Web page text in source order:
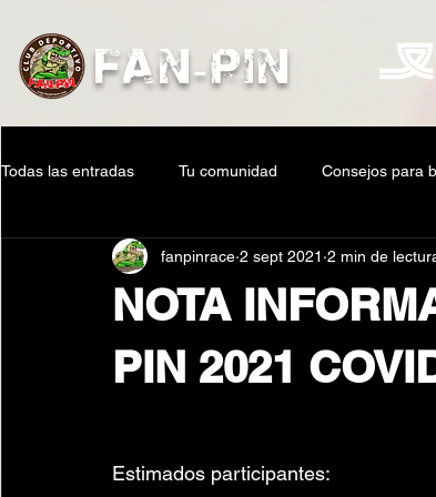
FAN-PIN
Todas las entradas Tu comunidad Consejos para
NOTA
PIN 2021
fanpinrace 2 sept 2021 2 min de
Estimados participantes: